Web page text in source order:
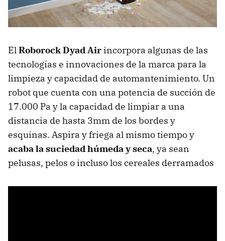
ElRoborock Dyad Air incorpora algunas de las
tecnologías e innovaciones de la marca para la
limpieza y capacidad de automantenimiento. Un
robot que cuenta con una potencia de succión de
17.000 Pa y la capacidad de limpiar a una
distancia de hasta 3mm de los bordes y
esquinas. Aspira y friega al mismo tiempo y
acaba la suciedad húmeda y seca, ya sean
pelusas, pelos o incluso los cereales derramados